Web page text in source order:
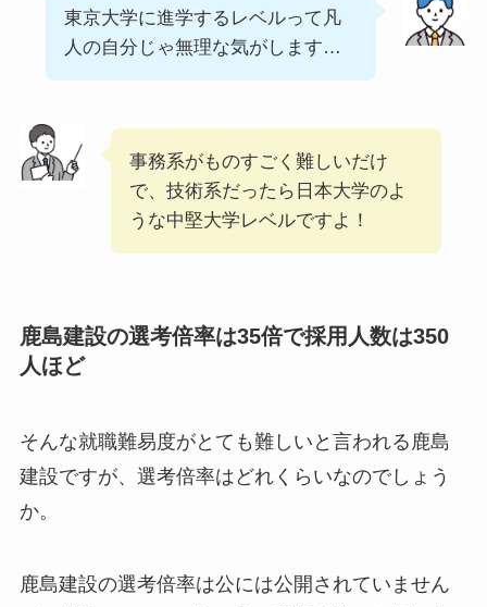
東京大学に進学するレベルって凡
人の自分じゃ無理な気がします…
事務系がものすごく難しいだけ
で、技術系だったら日本大学のよ
うな中堅大学レベルですよ！
鹿島建設の選考倍率は35倍で採用人数は350
人ほど
そんな就職難易度がとても難しいと言われる鹿島
建設ですが、選考倍率はどれくらいなのでしょう
か。
鹿島建設の選考倍率は公には公開されていません